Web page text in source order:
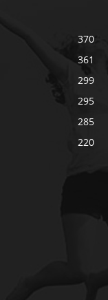
370
361
299
295
285
220